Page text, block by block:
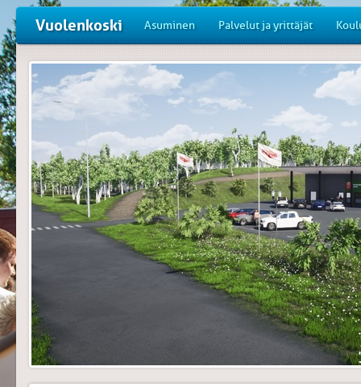
Vuolenkoski Asuminen Palvelut ja yrittäjät